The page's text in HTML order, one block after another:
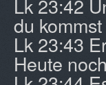
Lk 23:42
du
Lk 23:43
Heute